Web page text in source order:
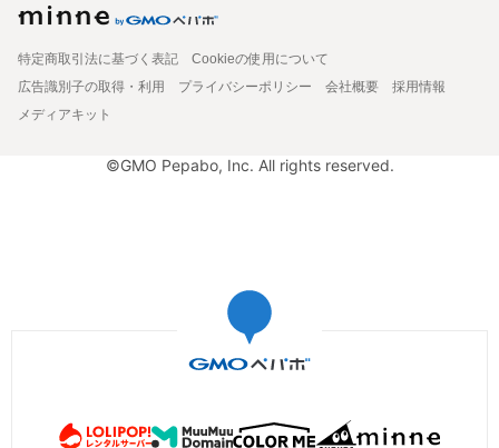
特定商取引法に基づく表記
Cookieの使用について
広告識別子の取得・利用
プライバシーポリシー 会社概要
採用情報
メディアキット
©GMO Pepabo, Inc. All rights reserved.